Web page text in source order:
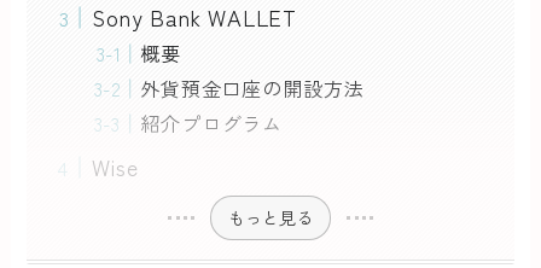
Sony Bank WALLET
概要
外貨預金口座の開設方法
紹介プログラム
Wise
もっと見る